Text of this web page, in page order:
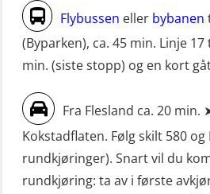
Livbåtfører fritt fall
(OSE1471)
Livbåtfører
Livbåtfører
FF1200 simulator
Livbåtfører
maskinoffiserer
(MBS125)
Sikkerhetskurs for
oppdrettsanlegg
Sjøfolk med
(MBS1191)
Ulykkesgransking –
Flybussen eller bybanen
(Byparken), ca. 45 min. Linje
min. (siste stopp) og en kort
Fra Flesland ca. 20 min.
Kokstadflaten. Følg skilt 580 og
rundkjøringer). Snart vil du
rundkjøring: ta av i første